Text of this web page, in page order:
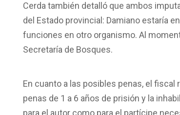
Cerda también detalló que ambos
del Estado provincial: Damiano estaría
funciones en otro organismo. Al
Secretaría de Bosques.
En cuanto a las posibles penas, el
penas de 1 a 6 años de prisión y la
para el autor como para el partícipe